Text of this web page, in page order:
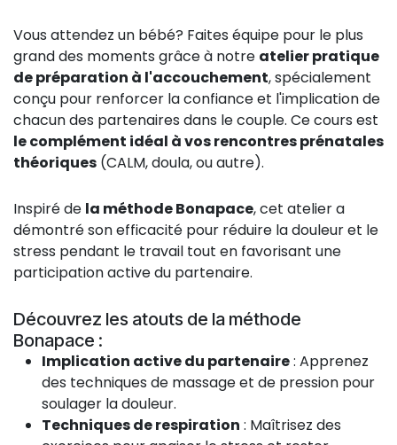
Vous attendez un bébé? Faites équipe pour le plus
grand des moments grâce à notre atelier pratique
de préparation à l'accouchement, spécialement
conçu pour renforcer la confiance et l'implication de
chacun des partenaires dans le couple. Ce cours est
le complément idéal à vos rencontres prénatales
théoriques (CALM, doula, ou autre).
Inspiré de la méthode Bonapace, cet atelier a
démontré son efficacité pour réduire la douleur et le
stress pendant le travail tout en favorisant une
participation active du partenaire.
Découvrez les atouts de la méthode
Bonapace :
Implication active du partenaire: Apprenez
des techniques de massage et de pression pour
soulager la douleur.
Techniques de respiration : Maîtrisez des